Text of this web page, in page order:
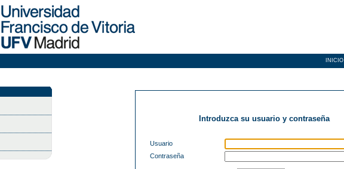
INICIO
Introduzca su usuario y contraseña
Usuario
Contraseña